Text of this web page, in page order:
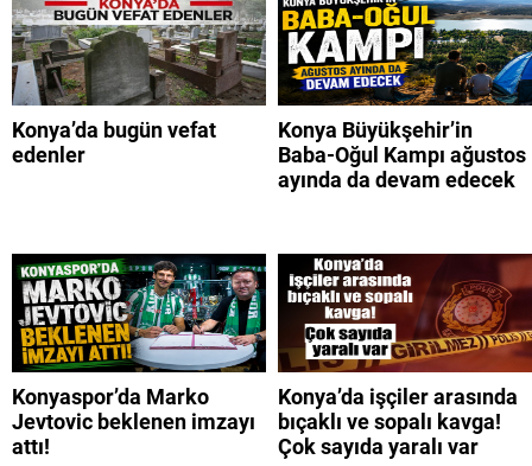
Konya’da bugün vefat
edenler
Konya Büyükşehir’in
Baba-Oğul Kampı ağustos
ayında da devam edecek
Konyaspor’da Marko
Jevtovic beklenen imzayı
attı!
Konya’da işçiler arasında
bıçaklı ve sopalı kavga!
Çok sayıda yaralı var